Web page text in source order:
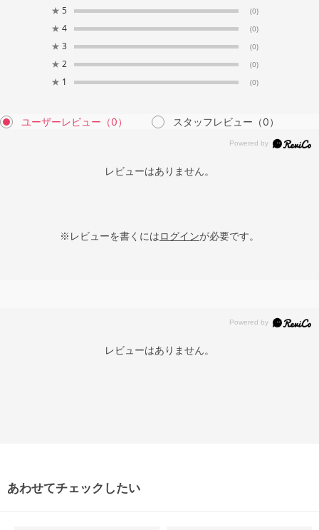
★ 5 (0)
★ 4 (0)
★ 3 (0)
★ 2 (0)
★ 1 (0)
ユーザーレビュー （0） スタッフレビュー （0）
レビューはありません。
※レビューを書くにはログインが必要です。
レビューはありません。
あわせてチェックしたい